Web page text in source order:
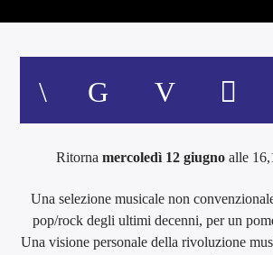
Ritorna mercoledì 12 giugno alle
Una selezione musicale non
pop/rock degli ultimi decenni, per un
Una visione personale della rivoluzione